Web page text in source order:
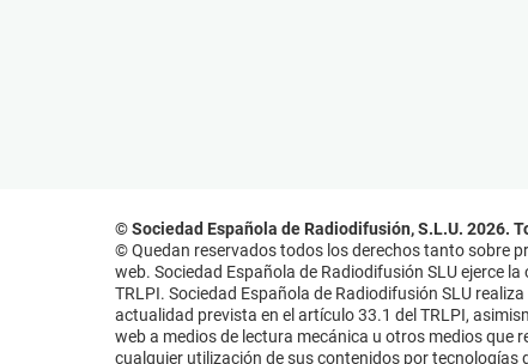
© Sociedad Española de Radiodifusión, S.L.U. 2026.
© Quedan reservados todos los derechos tanto sobre
web. Sociedad Española de Radiodifusión SLU ejerce
TRLPI. Sociedad Española de Radiodifusión SLU
actualidad prevista en el artículo 33.1 del TRLPI,
web a medios de lectura mecánica u otros medios que
cualquier utilización de sus contenidos por